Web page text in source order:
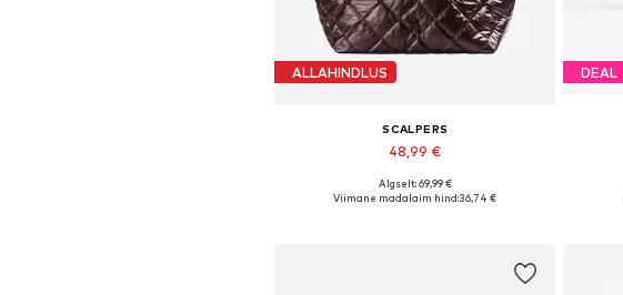
ALLAHINDLUS
SCALPERS
48,99 €
Saadaolevad suurused: One Size
Algselt: 69,99 €
Viimane madalaim hind:36,74 €
DEAL